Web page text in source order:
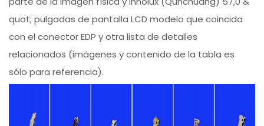
quot; pulgadas de pantalla LCD modelo que coincida
con el conector EDP y otra lista de detalles
relacionados (imágenes y contenido de la tabla es
sólo para referencia).